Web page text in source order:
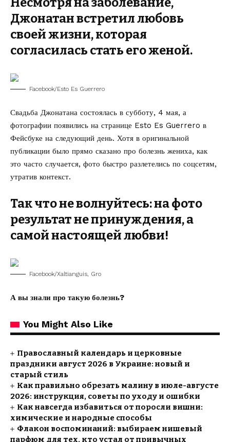
Джонатан встретил любовь
своей жизни, которая
согласилась стать его женой.
Facebook/Esto Es Guerrero
Свадьба Джонатана состоялась в субботу, 4 мая, а
фотографии появились на странице Esto Es Guerrero в
Фейсбуке на следующий день. Хотя в оригинальной
публикации было прямо сказано про болезнь жениха, как
это часто случается, фото быстро разлетелись по соцсетям,
утратив контекст.
Так что не волнуйтесь: на фото
результат не принуждения, а
самой настоящей любви!
Facebook/Xaltianguis, Gro
А вы знали про такую болезнь?
You Might Also Like
Православный календарь и церковные
праздники август 2026 в Украине: новый и
старый стиль
Как правильно обрезать малину в июле-августе
2026: инструкция, советы по уходу и ошибки
Как навсегда избавиться от поросли вишни:
химические и народные способы
Флакон воспоминаний: выбираем нишевый
парфюм для тех, кто устал от привычных